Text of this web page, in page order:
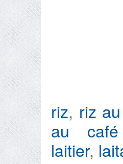
riz, riz
au café
laitier,